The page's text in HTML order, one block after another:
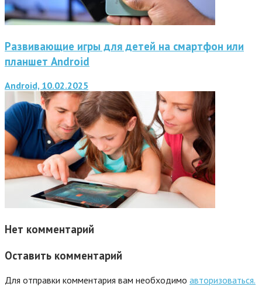
Развивающие игры для детей на смартфон или
планшет Android
Android, 10.02.2025
Нет комментарий
Оставить комментарий
Для отправки комментария вам необходимо авторизоваться.